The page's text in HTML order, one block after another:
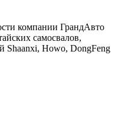
компании ГрандАвто
самосвалов,
Shaanxi, Howo, DongFeng